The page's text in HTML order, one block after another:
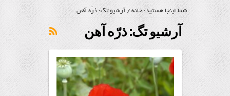
شما اینجا هستید:خانه/ آرشیو تگ: ذرّه آهن
آرشیو تگ:ذرّه آهن